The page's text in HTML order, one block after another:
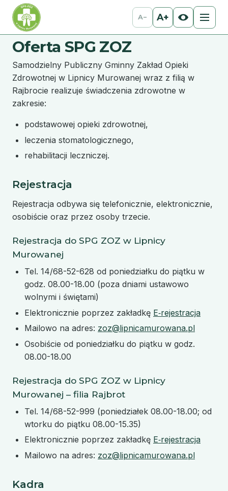
A− A+
Oferta SPG ZOZ
Samodzielny Publiczny Gminny Zakład Opieki
Zdrowotnej w Lipnicy Murowanej wraz z filią w
Rajbrocie realizuje świadczenia zdrowotne w
zakresie:
podstawowej opieki zdrowotnej,
leczenia stomatologicznego,
rehabilitacji leczniczej.
Rejestracja
Rejestracja odbywa się telefonicznie, elektronicznie,
osobiście oraz przez osoby trzecie.
Rejestracja do SPG ZOZ w Lipnicy
Murowanej
Tel. 14/68-52-628 od poniedziałku do piątku w
godz. 08.00-18.00 (poza dniami ustawowo
wolnymi i świętami)
Elektronicznie poprzez zakładkę E‑rejestracja
Mailowo na adres: zoz@lipnicamurowana.pl
Osobiście od poniedziałku do piątku w godz.
08.00-18.00
Rejestracja do SPG ZOZ w Lipnicy
Murowanej – filia Rajbrot
Tel. 14/68-52-999 (poniedziałek 08.00-18.00; od
wtorku do piątku 08.00-15.35)
Elektronicznie poprzez zakładkę E‑rejestracja
Mailowo na adres: zoz@lipnicamurowana.pl
Kadra